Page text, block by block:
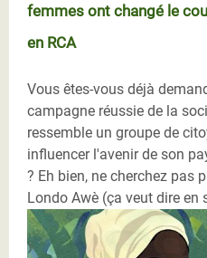
femmes ont changé le
en RCA
Vous êtes-vous déjà
campagne réussie de la
ressemble un groupe de
influencer l'avenir de son
? Eh bien, ne cherchez pas
Londo Awè (ça veut dire en